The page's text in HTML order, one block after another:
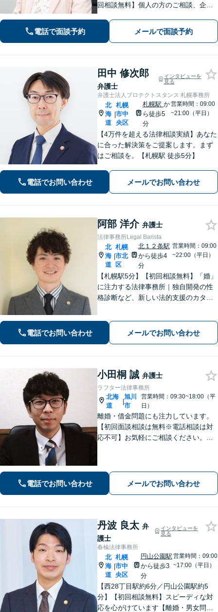
回相談無料】個人の方のご相談、企業
した。東京と同等のリーガルサービス
を出身地の札幌で提供いたします。本
電話で面談予約 メールで面談予約
田中 修次郎
弁護士
インタビューを
見る
弁護士法人プロテクトスタンス 札幌事務所
北
海
道
|
札幌
市中
央区
札幌駅 か
ら徒歩5
分
営業時間：09:00
~21:00（平日）
【4万件を超える法律相談実績】あなた
に合った解決策をご提案します。まず
はご相談を。【札幌駅 徒歩5分】
電話でお問い合わせ メールでお問い合わせ
阿部 洋介 弁護士
法律事務所Legal Barista
北
海
道
|
札幌
市北
区
北１２条駅
から徒歩4
分
営業時間：09:00
~22:00（平日）
【札幌駅5分】【初回相談無料】「婚」
に注力する法律事務所｜独自開発の性
格診断など、新しい法的支援のカタチ
ートを【刑事事件】男女関係が原因の
刑事事件に精通【オンライン相談OK】
電話でお問い合わせ メールでお問い合わせ
小田桐 誠 弁護士
ラフター法律事務所
北海
道
|
旭川
市
営業時間：09:30~18:00（平
日）
離婚・借金問題にも注力しています。
【初回面談相談は無料※電話相談は対
応不可】お気軽にご相談ください。解
電話でお問い合わせ メールでお問い合わせ
丹波 良太 弁
護士
インタビューを
見る
春楡法律事務所
北
海
道
|
札幌
市中
央区
円山公園駅
から徒歩3
分
営業時間：09:00
~17:00（平日）
【西28丁目駅約6分／円山公園駅約5
分】【初回相談無料】スピーディな対
応を心がけています【離婚・男女問